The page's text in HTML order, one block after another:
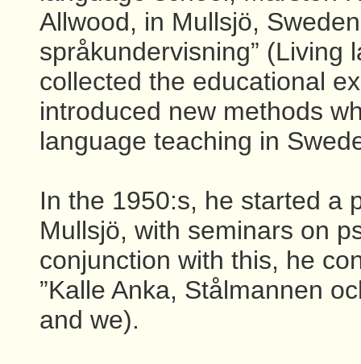
Allwood, in Mullsjö,
språkundervisning” (Living
collected the educational
introduced new methods
language teaching in
In the 1950:s, he started a
Mullsjö, with seminars on
conjunction with this, he
”Kalle Anka, Stålmannen
and we).